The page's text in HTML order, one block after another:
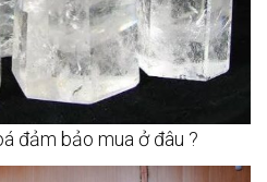
đảm bảo mua ở đâu ?